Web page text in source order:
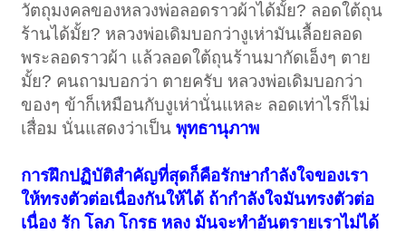
วัตถุมงคลของหลวงพ่อลอดราวผ้าได้มั้ย? ลอดใต้ถุน
ร้านได้มั้ย? หลวงพ่อเดิมบอกว่างูเห่ามันเลื้อยลอด
พระลอดราวผ้า แล้วลอดใต้ถุนร้านมากัดเอ็งๆ ตาย
มั้ย? คนถามบอกว่า ตายครับ หลวงพ่อเดิมบอกว่า
ของๆ ข้าก็เหมือนกับงูเห่านั่นแหละ ลอดเท่าไรก็ไม่
เสื่อม นั่นแสดงว่าเป็นพุทธานุภาพ
การฝึกปฏิบัติสำคัญที่สุดก็คือรักษากำลังใจของเรา
ให้ทรงตัวต่อเนื่องกันให้ได้ ถ้ากำลังใจมันทรงตัวต่อ
เนื่อง รัก โลภ โกรธ หลง มันจะทำอันตรายเราไม่ได้